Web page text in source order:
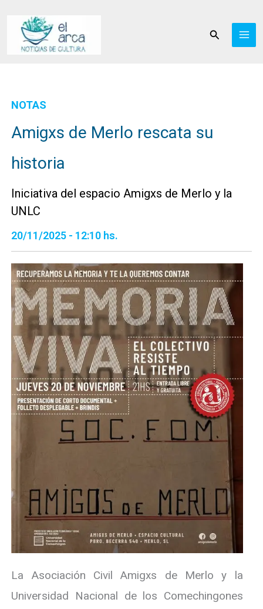
contenido
Buscar
NOTAS
Amigxs de Merlo rescata su
historia
Iniciativa del espacio Amigxs de Merlo y la
UNLC
20/11/2025 - 12:10 hs.
La Asociación Civil Amigxs de Merlo y la
Universidad Nacional de los Comechingones